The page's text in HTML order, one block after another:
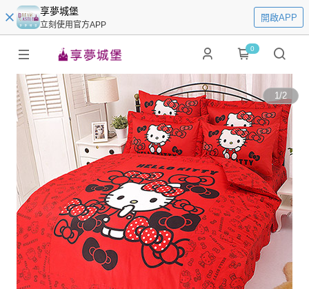
享夢城堡
立刻使用官方APP
開啟APP
0
1/2